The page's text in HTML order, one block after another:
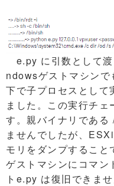
e.py に引数として
ndowsゲストマシン
下で子プロセスとして
ました。この実行チ
す。親バイナリであ
ませんでしたが、
モリをダンプすること
ゲストマシンにコマ
トe.py は復旧できませ